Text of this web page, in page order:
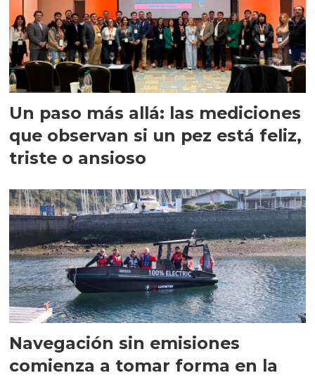
Un paso más allá: las mediciones
que observan si un pez está feliz,
triste o ansioso
Navegación sin emisiones
comienza a tomar forma en la